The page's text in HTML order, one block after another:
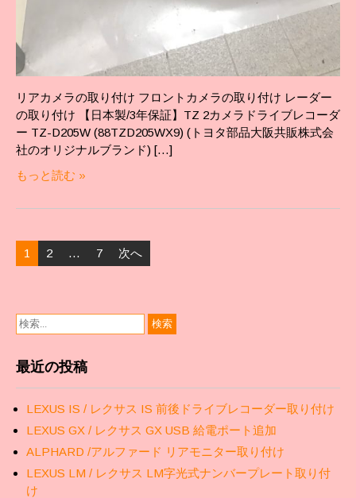
リアカメラの取り付け フロントカメラの取り付け レーダー
の取り付け 【日本製/3年保証】TZ 2カメラドライブレコーダ
ー TZ-D205W (88TZD205WX9) (トヨタ部品大阪共販株式会
社のオリジナルブランド) […]
もっと読む »
投
稿
ゲ
ー
ョ
ン
1 2 … 7 次へ
最近の投稿
LEXUS IS / レクサス IS 前後ドライブレコーダー取り付け
LEXUS GX / レクサス GX USB 給電ポート追加
ALPHARD /アルファード リアモニター取り付け
LEXUS LM / レクサス LM字光式ナンバープレート取り付
け